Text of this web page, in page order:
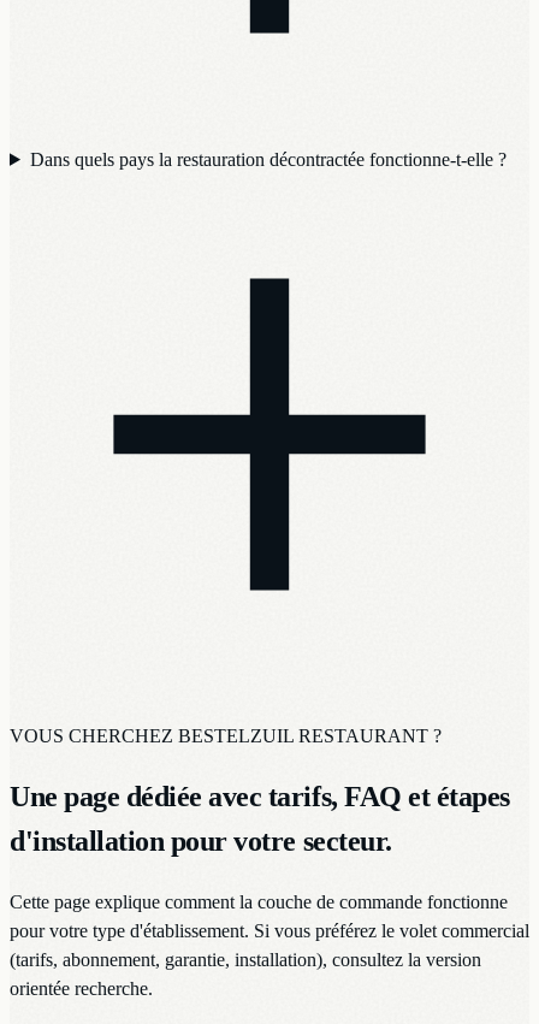
Dans quels pays la restauration décontractée fonctionne-t-elle ?
VOUS CHERCHEZ BESTELZUIL RESTAURANT ?
Une page dédiée avec tarifs, FAQ et étapes
d'installation pour votre secteur.
Cette page explique comment la couche de commande fonctionne
pour votre type d'établissement. Si vous préférez le volet commercial
(tarifs, abonnement, garantie, installation), consultez la version
orientée recherche.